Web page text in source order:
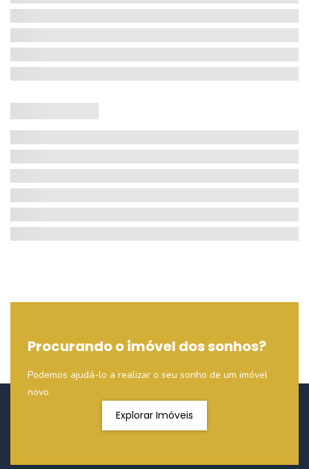
Procurando o imóvel dos sonhos?
Podemos ajudá-lo a realizar o seu sonho de um imóvel
novo
Explorar Imóveis